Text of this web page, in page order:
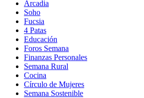
Arcadia
Soho
in
new
window
Fucsia
in
new
window
4 Patas
Educación
Foros Semana
Finanzas Personales
Semana Rural
Cocina
Círculo de Mujeres
Semana Sostenible